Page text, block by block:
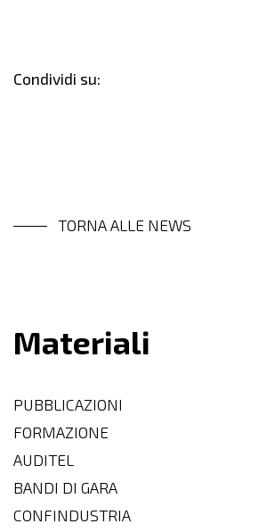
Condividi su:
TORNA ALLE NEWS
Materiali
PUBBLICAZIONI
FORMAZIONE
AUDITEL
BANDI DI GARA
CONFINDUSTRIA